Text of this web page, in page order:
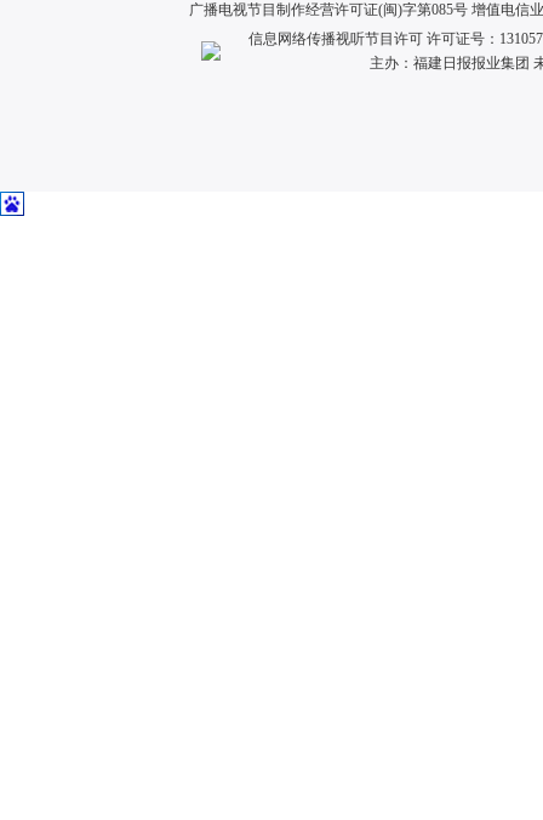
广播电视节目制作经营许可证(闽)字第085号 增值电信
信息网络传播视听节目许可 许可证号：
主办：福建日报报业集团